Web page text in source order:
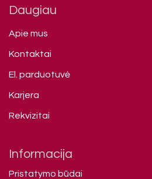
Daugiau
Apie mus
Kontaktai
El. parduotuvė
Karjera
Rekvizitai
Informacija
Pristatymo būdai